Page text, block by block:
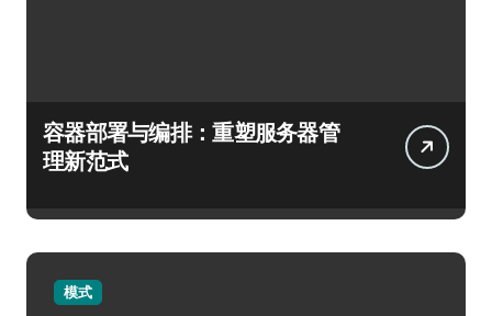
容器部署与编排：重塑服务器管
理新范式
模式